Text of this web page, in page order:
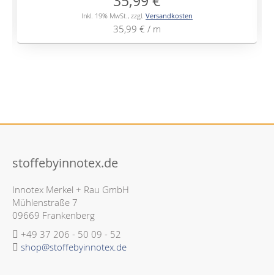
Inkl. 19% MwSt., zzgl. Versandkosten
35,99 € / m
stoffebyinnotex.de
Innotex Merkel + Rau GmbH
Mühlenstraße 7
09669 Frankenberg
+49 37 206 - 50 09 - 52
shop@stoffebyinnotex.de